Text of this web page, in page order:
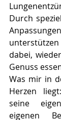
Durch
dabei,
Genuss
Was mir in
Herzen
seine
eigenen